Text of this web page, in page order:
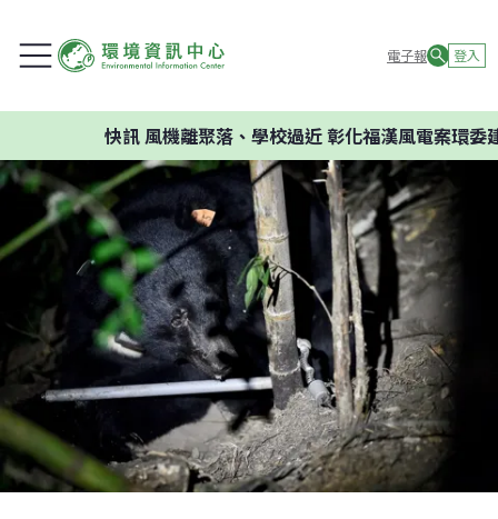
電子報 登入
風機離聚落、學校過近 彰化福漢風電案環委建議不應